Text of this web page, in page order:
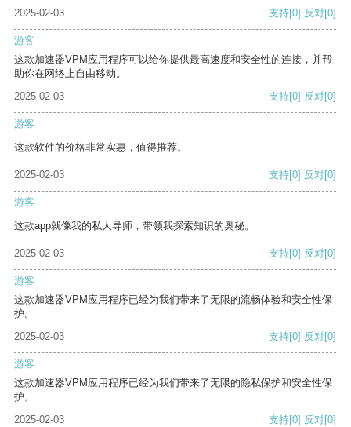
2025-02-03 支持[0] 反对[0]
游客
这款加速器VPM应用程序可以给你提供最高速度和安全性的连接，并帮
助你在网络上自由移动。
2025-02-03
支持[0] 反对[0]
游客
这款软件的价格非常实惠，值得推荐。
2025-02-03 支持[0] 反对[0]
游客
这款app就像我的私人导师，带领我探索知识的奥秘。
2025-02-03 支持[0] 反对[0]
游客
这款加速器VPM应用程序已经为我们带来了无限的流畅体验和安全性保
护。
2025-02-03
支持[0] 反对[0]
游客
这款加速器VPM应用程序已经为我们带来了无限的隐私保护和安全性保
护。
2025-02-03
支持[0] 反对[0]